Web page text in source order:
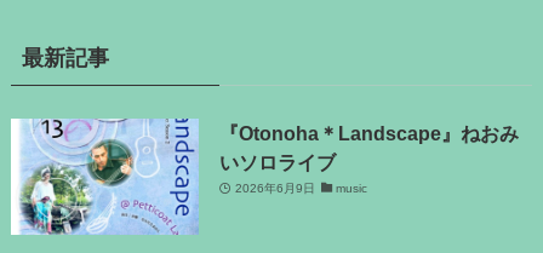
最新記事
『Otonoha＊Landscape』ねおみ
いソロライブ
2026年6月9日 music